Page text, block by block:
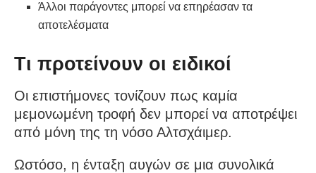
Άλλοι παράγοντες μπορεί να επηρέασαν τα
αποτελέσματα
Τι προτείνουν οι ειδικοί
Οι επιστήμονες τονίζουν πως καμία
μεμονωμένη τροφή δεν μπορεί να αποτρέψει
από μόνη της τη νόσο Αλτσχάιμερ.
Ωστόσο, η ένταξη αυγών σε μια συνολικά